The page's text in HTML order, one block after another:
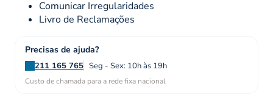
Comunicar Irregularidades
Livro de Reclamações
Precisas de ajuda?
211 165 765 Seg - Sex: 10h às 19h
Custo de chamada para a rede fixa nacional